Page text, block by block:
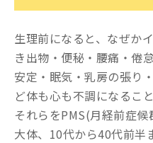
生理前になると、なぜか
き出物・便秘・腰痛・倦
安定・眠気・乳房の張り
ど体も心も不調になるこ
それらをPMS(月経前症候
大体、10代から40代前半